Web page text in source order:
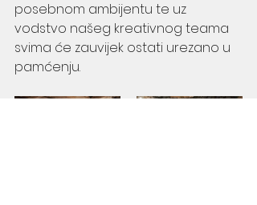
posebnom ambijentu te uz
vodstvo našeg kreativnog teama
svima će zauvijek ostati urezano u
pamćenju.